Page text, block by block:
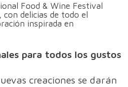
Food & Wine Festival
delicias de todo el
inspirada en
para todos los gustos
creaciones se darán